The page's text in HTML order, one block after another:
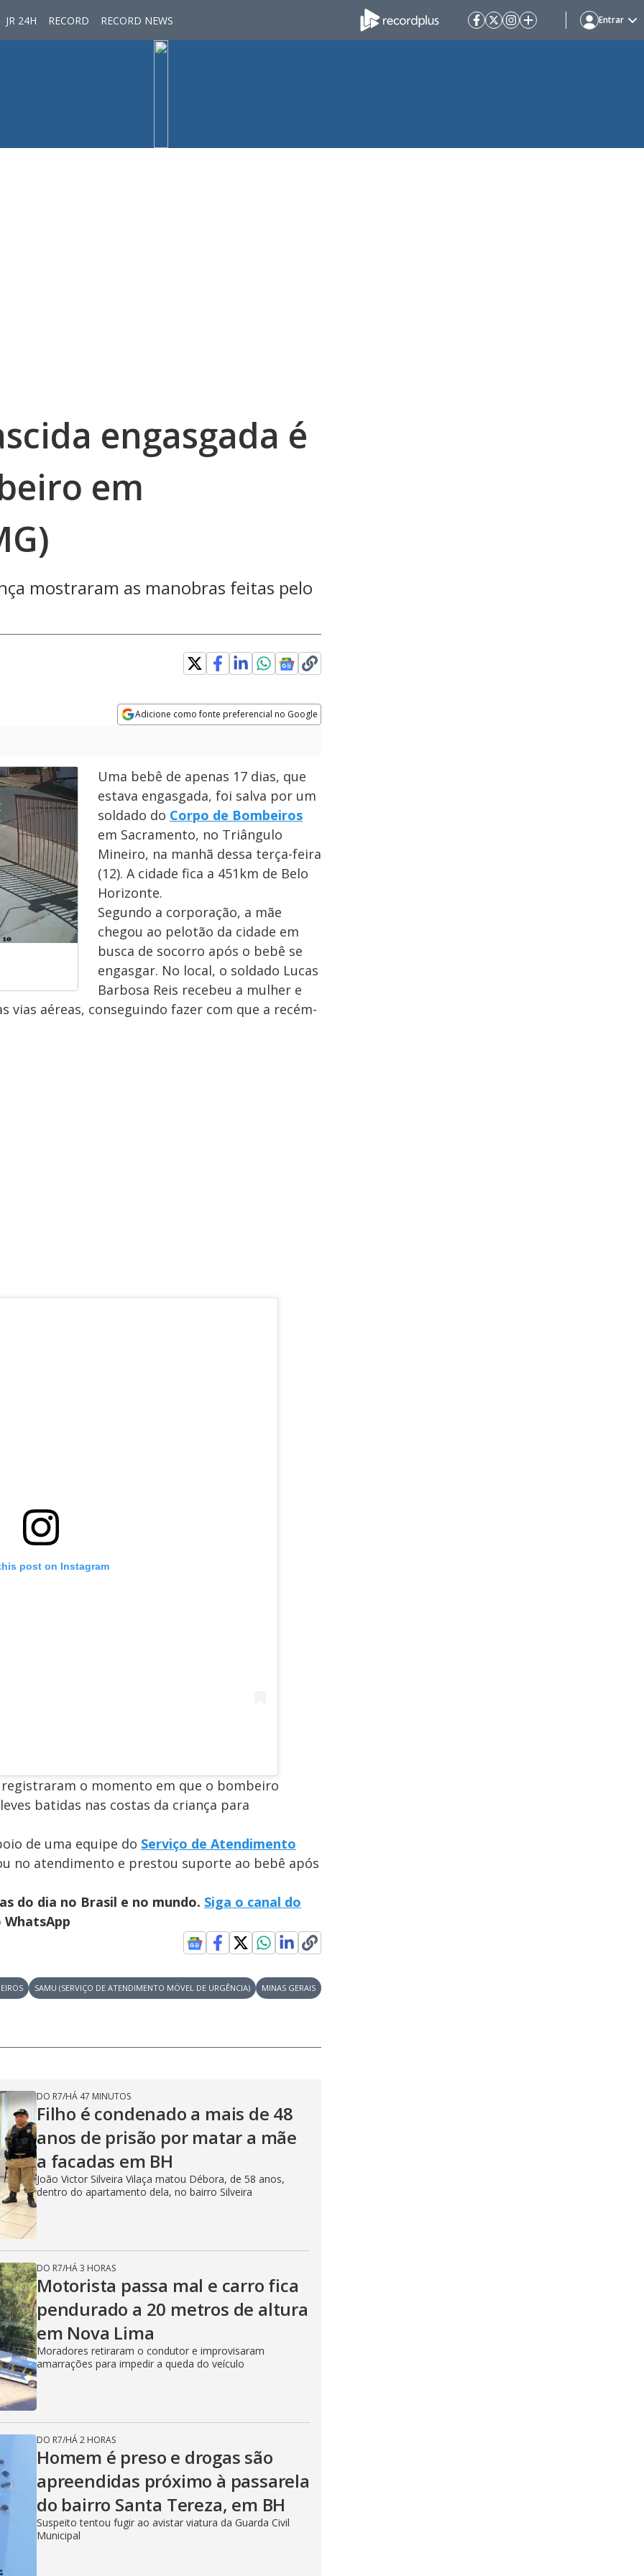
JR 24H RECORD RECORD NEWS Entrar
engasgada é
em
mostraram as manobras feitas pelo
Adicione como fonte preferencial no Google
Uma bebê de apenas 17 dias, que
estava engasgada, foi salva por um
soldado do Corpo de Bombeiros
em Sacramento, no Triângulo
Mineiro, na manhã dessa terça-feira
(12). A cidade fica a 451km de Belo
Horizonte.
Segundo a corporação, a mãe
chegou ao pelotão da cidade em
busca de socorro após o bebê se
engasgar. No local, o soldado Lucas
Barbosa Reis recebeu a mulher e
vias aéreas, conseguindo fazer com que a recém-
post on Instagram
o momento em que o bombeiro
batidas nas costas da criança para
de uma equipe do Serviço de Atendimento
no atendimento e prestou suporte ao bebê após
do dia no Brasil e no mundo. Siga o canal do
SAMU (SERVIÇO DE ATENDIMENTO MÓVEL DE URGÊNCIA) MINAS GERAIS
DO R7/HÁ 47 MINUTOS
Filho é condenado a mais de 48
anos de prisão por matar a mãe
a facadas em BH
João Victor Silveira Vilaça matou Débora, de 58 anos,
dentro do apartamento dela, no bairro Silveira
DO R7/HÁ 3 HORAS
Motorista passa mal e carro fica
pendurado a 20 metros de altura
em Nova Lima
Moradores retiraram o condutor e improvisaram
amarrações para impedir a queda do veículo
DO R7/HÁ 2 HORAS
Homem é preso e drogas são
apreendidas próximo à passarela
do bairro Santa Tereza, em BH
Suspeito tentou fugir ao avistar viatura da Guarda Civil
Municipal